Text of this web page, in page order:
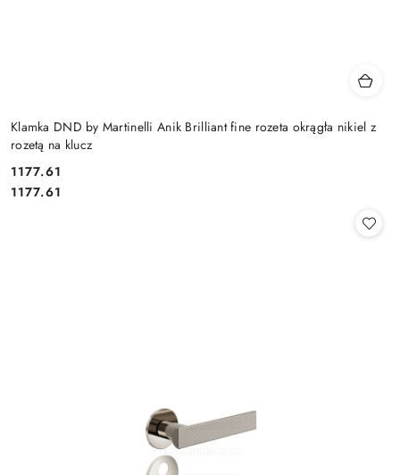
Klamka DND by Martinelli Anik Brilliant fine rozeta okrągła nikiel z
rozetą na klucz
Cena:
1177.61
Cena:
1177.61